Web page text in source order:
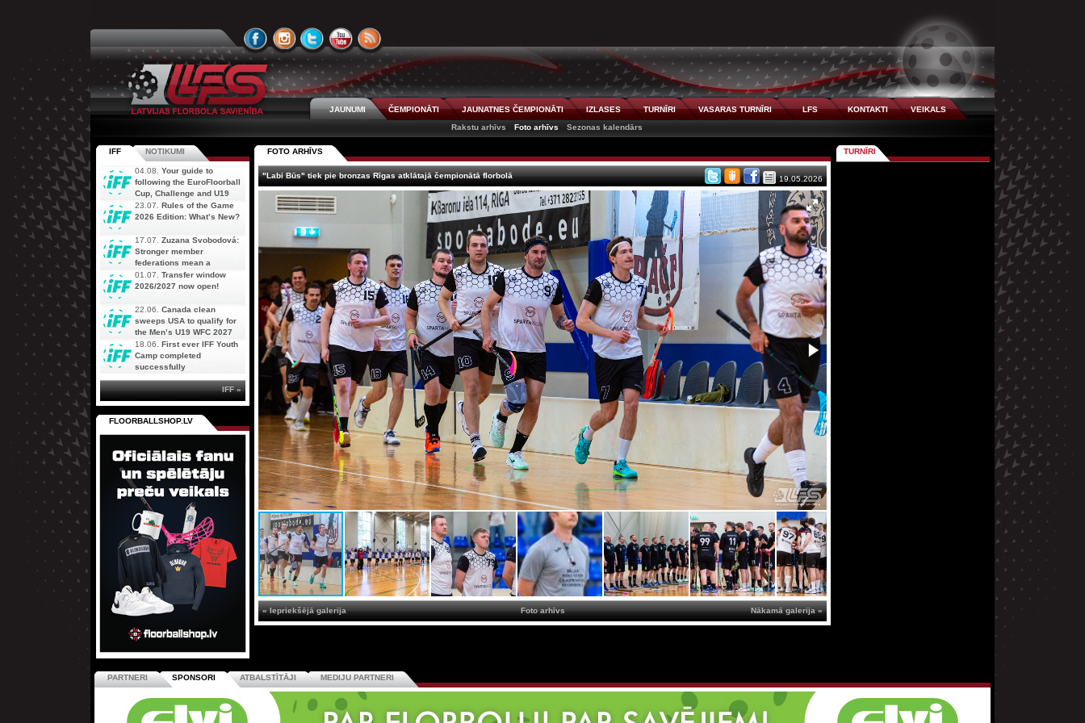
JAUNUMI ČEMPIONĀTI JAUNATNES ČEMPIONĀTI IZLASES TURNĪRI VASARAS TURNĪRI LFS KONTAKTI
VEIKALS
Rakstu arhīvs
Foto arhīvs Sezonas kalendārs
FOTO ARHĪVS
"Labi Būs" tiek pie bronzas Rīgas atklātajā čempionātā florbolā 19.05.2026
« Iepriekšējā galerija Nākamā galerija »
Foto arhīvs
IFF NOTIKUMI
04.08. Your guide to
following the EuroFloorball
Cup, Challenge and U19
AOFC Qualifiers
simultaneously
23.07. Rules of the Game
2026 Edition: What’s New?
17.07. Zuzana Svobodová:
Stronger member
federations mean a
stronger future for floorball
01.07. Transfer window
2026/2027 now open!
22.06. Canada clean
sweeps USA to qualify for
the Men’s U19 WFC 2027
18.06. First ever IFF Youth
Camp completed
successfully
IFF »
FLOORBALLSHOP.LV
TURNĪRI
PARTNERI SPONSORI ATBALSTĪTĀJI MEDIJU PARTNERI